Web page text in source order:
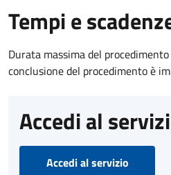
Tempi e
Durata massima del
conclusione del procedimento è
Accedi al
Accedi al servizio